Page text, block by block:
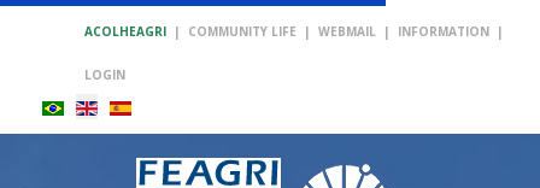
ACOLHEAGRI | COMMUNITY LIFE | WEBMAIL | INFORMATION |
LOGIN